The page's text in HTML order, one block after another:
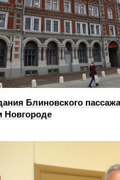
Блиновского
Новгороде